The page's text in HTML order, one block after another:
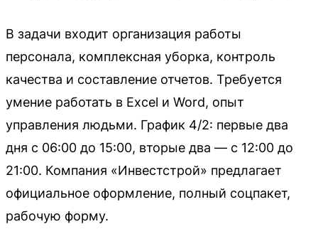
В задачи входит организация работы
персонала, комплексная уборка, контроль
качества и составление отчетов. Требуется
умение работать в Excel и Word, опыт
управления людьми. График 4/2: первые два
дня с 06:00 до 15:00, вторые два — с 12:00 до
21:00. Компания «Инвестстрой» предлагает
официальное оформление, полный соцпакет,
рабочую форму.